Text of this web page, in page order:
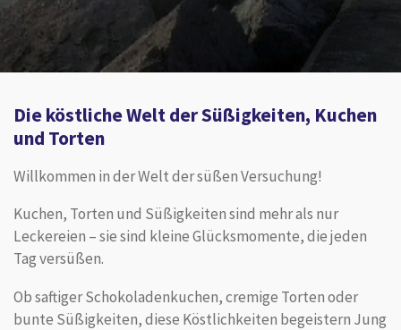
Die köstliche Welt der Süßigkeiten, Kuchen
und Torten
Willkommen in der Welt der süßen Versuchung!
Kuchen, Torten und Süßigkeiten sind mehr als nur
Leckereien – sie sind kleine Glücksmomente, die jeden
Tag versüßen.
Ob saftiger Schokoladenkuchen, cremige Torten oder
bunte Süßigkeiten, diese Köstlichkeiten begeistern Jung